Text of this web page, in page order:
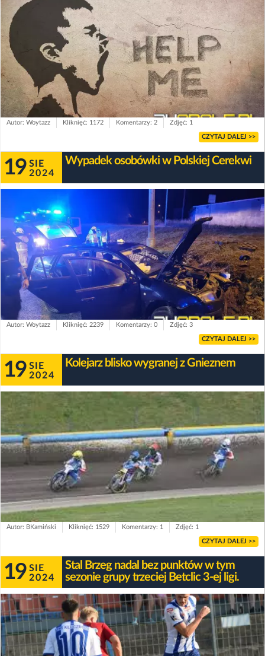
Autor: Woytazz Kliknięć: 1172 Komentarzy: 2 Zdjęć: 1
CZYTAJ DALEJ >>
19 SIE
2024
Wypadek osobówki w Polskiej Cerekwi
Autor: Woytazz Kliknięć: 2239 Komentarzy: 0 Zdjęć: 3
CZYTAJ DALEJ >>
19 SIE
2024
Kolejarz blisko wygranej z Gnieznem
Autor: BKamiński Kliknięć: 1529 Komentarzy: 1 Zdjęć: 1
CZYTAJ DALEJ >>
19 SIE
2024
Stal Brzeg nadal bez punktów w tym
sezonie grupy trzeciej Betclic 3-ej ligi.